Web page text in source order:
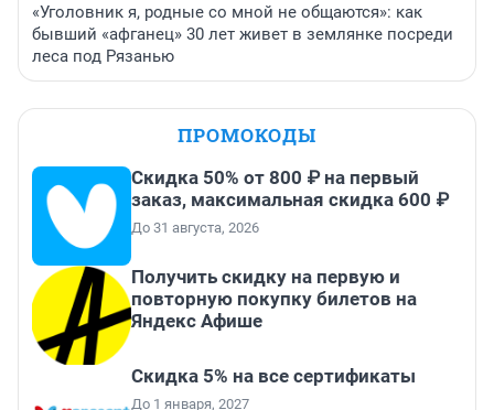
«Уголовник я, родные со мной не общаются»: как
бывший «афганец» 30 лет живет в землянке посреди
леса под Рязанью
ПРОМОКОДЫ
Скидка 50% от 800 ₽ на первый
заказ, максимальная скидка 600 ₽
До 31 августа, 2026
Получить скидку на первую и
повторную покупку билетов на
Яндекс Афише
Скидка 5% на все сертификаты
До 1 января, 2027